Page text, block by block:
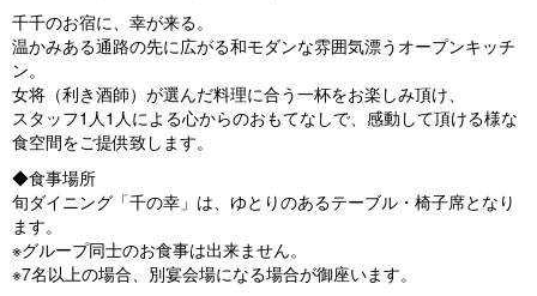
千千のお宿に、幸が来る。
温かみある通路の先に広がる和モダンな雰囲気漂うオープンキッチ
ン。
女将（利き酒師）が選んだ料理に合う一杯をお楽しみ頂け、
スタッフ1人1人による心からのおもてなしで、感動して頂ける様な
食空間をご提供致します。
◆食事場所
旬ダイニング「千の幸」は、ゆとりのあるテーブル・椅子席となり
ます。
※グループ同士のお食事は出来ません。
※7名以上の場合、別宴会場になる場合が御座います。